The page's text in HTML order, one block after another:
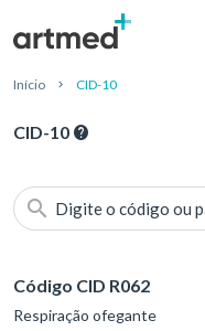
Início CID-10
CID-10
Digite o código ou
Código CID R062
Respiração ofegante